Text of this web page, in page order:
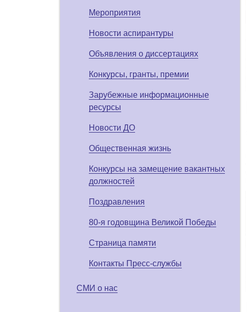
Мероприятия
Новости аспирантуры
Объявления о диссертациях
Конкурсы, гранты, премии
Зарубежные информационные
ресурсы
Новости ДО
Общественная жизнь
Конкурсы на замещение вакантных
должностей
Поздравления
80-я годовщина Великой Победы
Страница памяти
Контакты Пресс-службы
СМИ о нас